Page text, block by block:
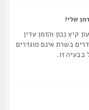
נכון והזמן עדין
בשרת אינם מוגדרים
זו.